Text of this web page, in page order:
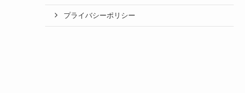
プライバシーポリシー